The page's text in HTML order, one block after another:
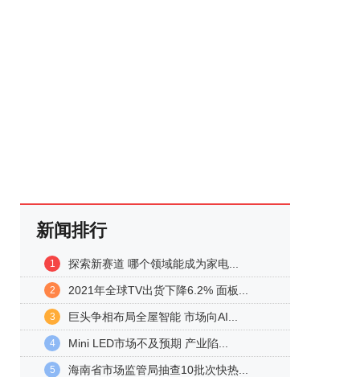
新闻排行
1 探索新赛道 哪个领域能成为家电...
2 2021年全球TV出货下降6.2% 面板...
3 巨头争相布局全屋智能 市场向AI...
4 Mini LED市场不及预期 产业陷...
5 海南省市场监管局抽查10批次快热...